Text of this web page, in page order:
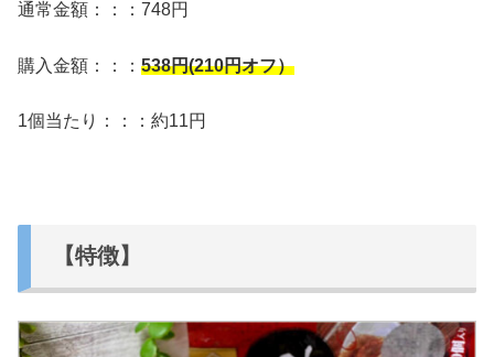
通常金額：：：748円
購入金額：：： 538円(210円オフ）
1個当たり：：：約11円
【特徴】